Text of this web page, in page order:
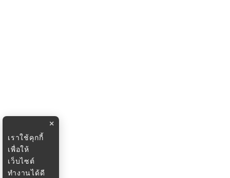
×
เราใช้คุกกี้
เพื่อให้
เว็บไซต์
ทำงานได้ดี